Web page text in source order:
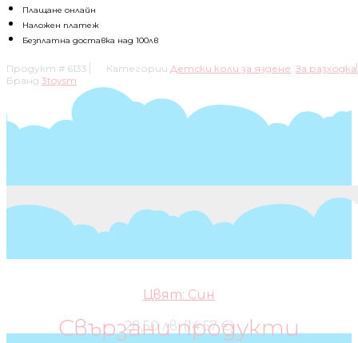
Плащане онлайн
Наложен платеж
Безплатна доставка над 100лв
Продукт # 6133 Категории Детски коли за яздене, За разходка
Бранд 3toysm
Свързани продукти
Цвят: Син
28,50 лв. (14.57 €)